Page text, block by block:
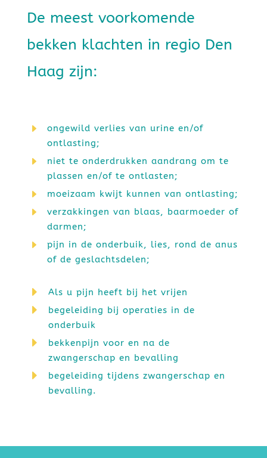
De meest voorkomende
bekken klachten in regio Den
Haag zijn:
E
ongewild verlies van urine en/of
ontlasting;
E
niet te onderdrukken aandrang om te
plassen en/of te ontlasten;
E moeizaam kwijt kunnen van ontlasting;
E
verzakkingen van blaas, baarmoeder of
darmen;
E
pijn in de onderbuik, lies, rond de anus
of de geslachtsdelen;
E Als u pijn heeft bij het vrijen
E
begeleiding bij operaties in de
onderbuik
E
bekkenpijn voor en na de
zwangerschap en bevalling
E
begeleiding tijdens zwangerschap en
bevalling.